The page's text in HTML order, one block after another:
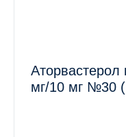
Аторвастерол
мг/10 мг №30